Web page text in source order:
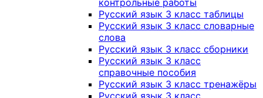
контрольные работы
Русский язык 3 класс таблицы
Русский язык 3 класс словарные
слова
Русский язык 3 класс сборники
Русский язык 3 класс
справочные пособия
Русский язык 3 класс тренажёры
Русский язык 3 класс